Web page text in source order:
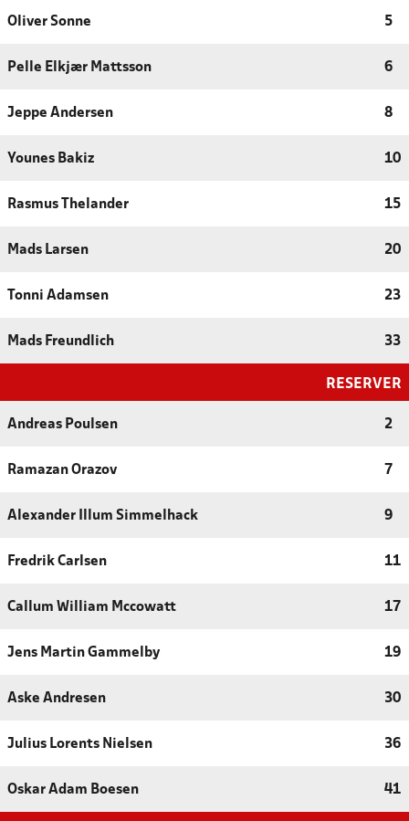
Oliver Sonne 5
Pelle Elkjær Mattsson 6
Jeppe Andersen 8
Younes Bakiz 10
Rasmus Thelander 15
Mads Larsen 20
Tonni Adamsen 23
Mads Freundlich 33
RESERVER
Andreas Poulsen 2
Ramazan Orazov 7
Alexander Illum Simmelhack 9
Fredrik Carlsen 11
Callum William Mccowatt 17
Jens Martin Gammelby 19
Aske Andresen 30
Julius Lorents Nielsen 36
Oskar Adam Boesen 41